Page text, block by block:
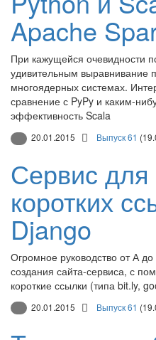
Apache
При кажущейся очевидности
удивительным выравнивание
многоядерных системах.
сравнение с PyPy и каким-
эффективность Scala
20.01.2015 Выпуск 61
Сервис для
коротких
Django
Огромное руководство от А
создания сайта-сервиса, с
короткие ссылки (типа bit.ly,
20.01.2015 Выпуск 61